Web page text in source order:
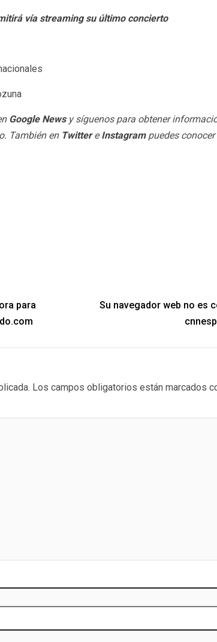
vía streaming su último concierto
Google Newsy síguenos para obtener
También en TwittereInstagrampuedes
para
Su navegador web no es
Los campos obligatorios están marcados